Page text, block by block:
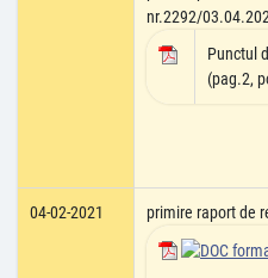
nr.2292/
Punctul
(pag.2,
04-02-2021
primire raport de